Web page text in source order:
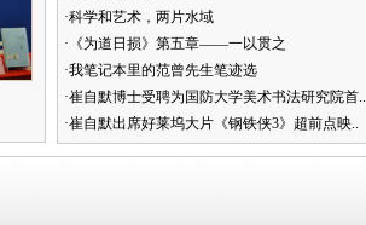
·科学和艺术，两片水域
·《为道日损》第五章——一以贯之
·我笔记本里的范曾先生笔迹选
·崔自默博士受聘为国防大学美术书法研究院首..
·崔自默出席好莱坞大片《钢铁侠3》超前点映..